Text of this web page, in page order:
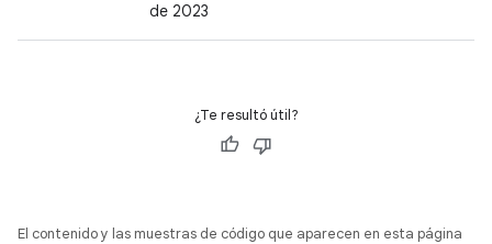
de 2023
¿Te resultó útil?
El contenido y las muestras de código que aparecen en esta página